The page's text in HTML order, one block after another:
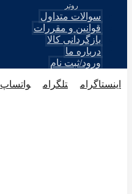
روتر
سوالات متداول
قوانین و مقررات
بازگردانی کالا
درباره ما
ورود/ثبت نام
اینستاگرام تلگرام
واتساپ